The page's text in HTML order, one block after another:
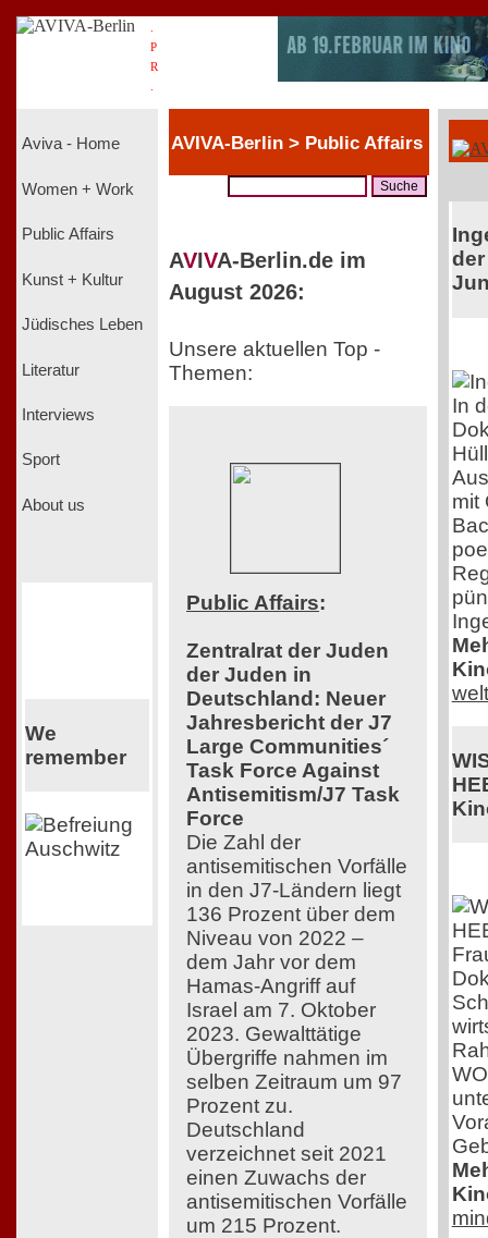
P
R
Aviva - Home
Women + Work
Public Affairs
Kunst + Kultur
Jüdisches Leben
Literatur
Interviews
Sport
About us
We
remember
AVIVA-Berlin > Public Affairs
AVIVA-Berlin.de im
August 2026:
Unsere aktuellen Top -
Themen:
Public Affairs:
Zentralrat der Juden
der Juden in
Deutschland: Neuer
Jahresbericht der J7
Large Communities´
Task Force Against
Antisemitism/J7 Task
Force
Die Zahl der
antisemitischen Vorfälle
in den J7-Ländern liegt
136 Prozent über dem
Niveau von 2022 –
dem Jahr vor dem
Hamas-Angriff auf
Israel am 7. Oktober
2023. Gewalttätige
Übergriffe nahmen im
selben Zeitraum um 97
Prozent zu.
Deutschland
verzeichnet seit 2021
einen Zuwachs der
antisemitischen Vorfälle
um 215 Prozent.
In
mit